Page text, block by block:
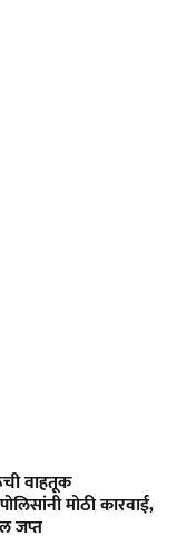
वाहतूक
मोठी कारवाई,
जप्त